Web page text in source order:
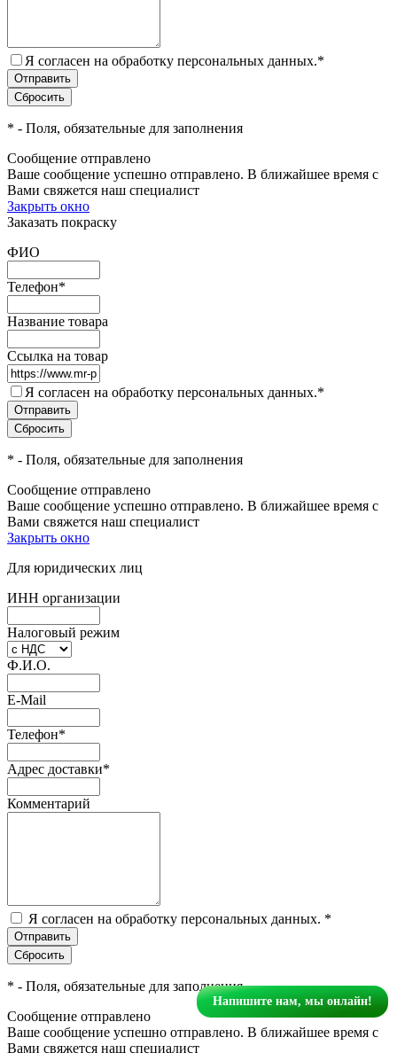
Я согласен на обработку персональных данных.*
* - Поля, обязательные для заполнения
Сообщение отправлено
Ваше сообщение успешно отправлено. В ближайшее время с
Вами свяжется наш специалист
Закрыть окно
Заказать покраску
ФИО
Телефон*
Название товара
Ссылка на товар
Я согласен на обработку персональных данных.*
* - Поля, обязательные для заполнения
Сообщение отправлено
Ваше сообщение успешно отправлено. В ближайшее время с
Вами свяжется наш специалист
Закрыть окно
Для юридических лиц
ИНН организации
Налоговый режим
Ф.И.О.
E-Mail
Телефон*
Адрес доставки*
Комментарий
Я согласен на обработку персональных данных. *
* - Поля, обязательные для заполнения
Сообщение отправлено
Ваше сообщение успешно отправлено. В ближайшее время с
Вами свяжется наш специалист
Напишите нам, мы онлайн!